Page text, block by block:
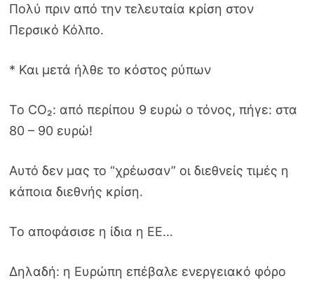
Πολύ πριν από την τελευταία κρίση στον
Περσικό Κόλπο.
* Και μετά ήλθε το κόστος ρύπων
Το CO₂: από περίπου 9 ευρώ ο τόνος, πήγε: στα
80 – 90 ευρώ!
Αυτό δεν μας το “χρέωσαν” οι διεθνείς τιμές η
κάποια διεθνής κρίση.
Το αποφάσισε η ίδια η ΕΕ…
Δηλαδή: η Ευρώπη επέβαλε ενεργειακό φόρο